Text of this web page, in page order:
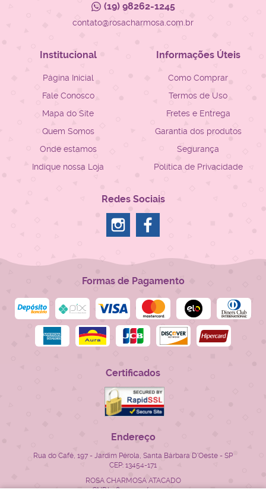
(19)98262-1245
contato@rosacharmosa.com.br
Institucional
Página Inicial
Fale Conosco
Mapa do Site
Quem Somos
Onde estamos
Indique nossa Loja
Informações Úteis
Como Comprar
Termos de Uso
Fretes e Entrega
Garantia dos produtos
Segurança
Política de Privacidade
Redes Sociais
Formas de Pagamento
Certificados
Endereço
Rua do Café, 197 - Jardim Pérola, Santa Bárbara D'Oeste - SP
CEP: 13454-171
ROSA CHARMOSA ATACADO
CNPJ: 28.522.715/0001-23